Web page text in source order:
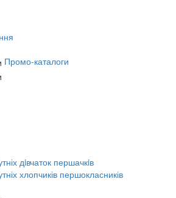
Промо-каталоги
дiвчаток першачкiв
хлопчиків першокласників